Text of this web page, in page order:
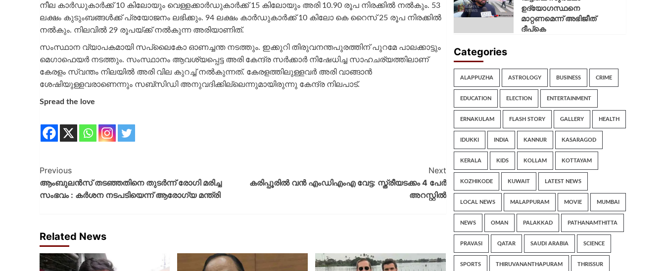
നീല കാർഡുകാർക്ക് 10 കിലോയും വെള്ളക്കാർഡുകാർക്ക് 15 കിലോയും അരി 10.90 രൂപ നിരക്കില്‍ നല്‍കും. 53
ലക്ഷം കുടുംബങ്ങള്‍ക്ക് പ്രയോജനം ലഭിക്കും. 94 ലക്ഷം കാർഡുകാർക്ക് 10 കിലോ കെ റൈസ് 25 രൂപ നിരക്കില്‍
നല്‍കും. നിലവില്‍ 29 രൂപയ്ക്ക് നല്‍കുന്ന അരിയാണിത്.
സംസ്ഥാന വ്യാപകമായി സപ്ലൈകോ ഓണച്ചന്ത നടത്തും. ഇക്കുറി തിരുവനന്തപുരത്തിന് പുറമേ പാലക്കാട്ടും
മെഗാഫെയർ നടത്തും. സംസ്ഥാനം ആവശ്യപ്പെട്ട അരി കേന്ദ്ര സർക്കാർ നിഷേധിച്ച സാഹചര്യത്തിലാണ്
കേരളം സ്വന്തം നിലയില്‍ അരി വില കുറച്ച്‌ നല്‍കുന്നത്. കേരളത്തിലുള്ളവർ അരി വാങ്ങാൻ
ശേഷിയുള്ളവരാണെന്നും സബ്സിഡി അനുവദിക്കില്ലെന്നുമായിരുന്നു കേന്ദ്ര നിലപാട്.
Spread the love
Previous
ആംബുലന്‍സ് തടഞ്ഞതിനെ തുടര്‍ന്ന് രോഗി മരിച്ച
സംഭവം : കര്‍ശന നടപടിയെന്ന് ആരോഗ്യ മന്ത്രി
Next
കരിപ്പൂരില്‍ വൻ എംഡിഎംഎ വേട്ട: സ്ത്രീയടക്കം 4 പേർ
അറസ്റ്റിൽ
Related News
ഉദ്യോഗസ്ഥനെ
മാറ്റണമെന്ന് അഭിജീത്
ദീപ്‌കെ
Categories
ALAPPUZHA ASTROLOGY BUSINESS CRIME
EDUCATION ELECTION ENTERTAINMENT
ERNAKULAM FLASH STORY GALLERY HEALTH
IDUKKI INDIA KANNUR KASARAGOD
KERALA KIDS KOLLAM KOTTAYAM
KOZHIKODE KUWAIT LATEST NEWS
LOCAL NEWS MALAPPURAM MOVIE MUMBAI
NEWS OMAN PALAKKAD PATHANAMTHITTA
PRAVASI QATAR SAUDI ARABIA SCIENCE
SPORTS THIRUVANANTHAPURAM THRISSUR